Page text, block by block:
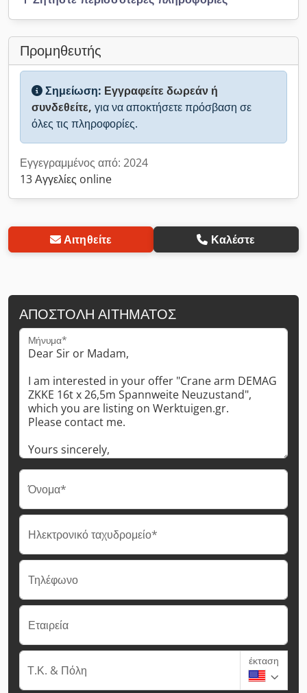
Προμηθευτής
Σημείωση: Εγγραφείτε δωρεάν ή
συνδεθείτε, για να αποκτήσετε πρόσβαση σε
όλες τις πληροφορίες.
Εγγεγραμμένος από: 2024
13 Αγγελίες online
Αιτηθείτε Καλέστε
ΑΠΟΣΤΟΛΉ ΑΙΤΉΜΑΤΟΣ
Μήνυμα*
Όνομα*
Ηλεκτρονικό ταχυδρομείο*
Τηλέφωνο
Εταιρεία
Τ.Κ. & Πόλη
έκταση